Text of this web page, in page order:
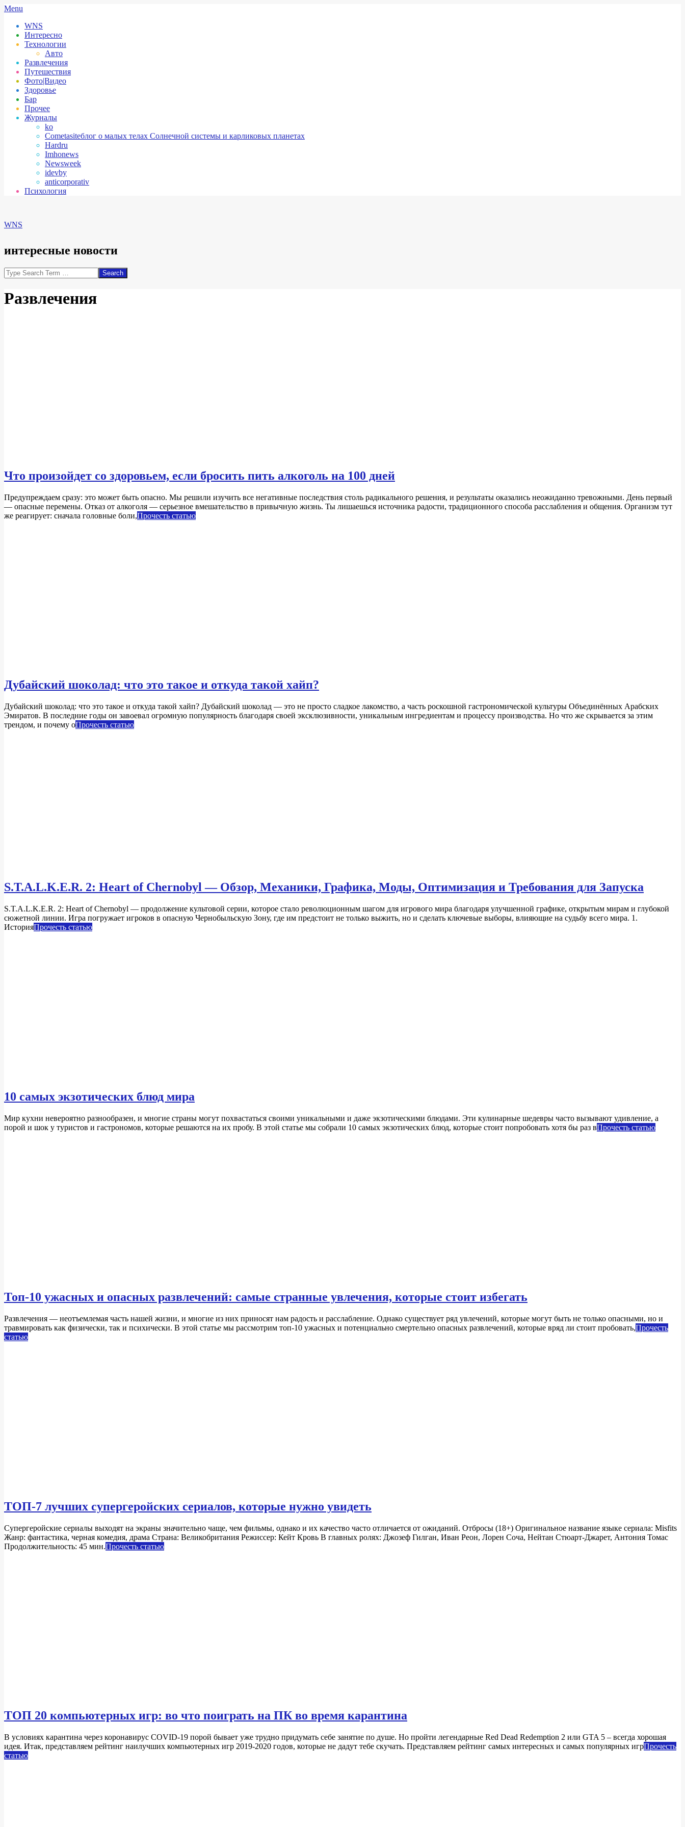
Skip
content
Secondary
Menu
Menu
WNS
Интересно
Технологии
Авто
Развлечения
Путешествия
Фото|Видео
Здоровье
Бар
Прочее
Журналы
ko
Cometasiteблог о малых телах Солнечной системы и карликовых планетах
Hardru
Imhonews
Newsweek
idevby
anticorporativ
Психология
WNS
интересные новости
Search
Развлечения
Что произойдет со здоровьем, если бросить пить алкоголь на 100 дней
2025-
02-
11
Предупреждаем сразу: это может быть опасно. Мы решили изучить все негативные последствия столь радикального решения, и результаты оказались неожиданно тревожными. День первый
— опасные перемены. Отказ от алкоголя — серьезное вмешательство в привычную жизнь. Ты лишаешься источника радости, традиционного способа расслабления и общения. Организм тут
же реагирует: сначала головные боли,Прочесть статью
Дубайский шоколад: что это такое и откуда такой хайп?
2024-
12-
11
Дубайский шоколад: что это такое и откуда такой хайп? Дубайский шоколад — это не просто сладкое лакомство, а часть роскошной гастрономической культуры Объединённых Арабских
Эмиратов. В последние годы он завоевал огромную популярность благодаря своей эксклюзивности, уникальным ингредиентам и процессу производства. Но что же скрывается за этим
трендом, и почему оПрочесть статью
S.T.A.L.K.E.R. 2: Heart of Chernobyl — Обзор, Механики, Графика, Моды, Оптимизация и Требования для Запуска
2024-
12-
11
S.T.A.L.K.E.R. 2: Heart of Chernobyl — продолжение культовой серии, которое стало революционным шагом для игрового мира благодаря улучшенной графике, открытым мирам и глубокой
сюжетной линии. Игра погружает игроков в опасную Чернобыльскую Зону, где им предстоит не только выжить, но и сделать ключевые выборы, влияющие на судьбу всего мира. 1.
ИсторияПрочесть статью
10 самых экзотических блюд мира
2024-
12-
Мир кухни невероятно разнообразен, и многие страны могут похвастаться своими уникальными и даже экзотическими блюдами. Эти кулинарные шедевры часто вызывают удивление, а
порой и шок у туристов и гастрономов, которые решаются на их пробу. В этой статье мы собрали 10 самых экзотических блюд, которые стоит попробовать хотя бы раз вПрочесть статью
Топ-10 ужасных и опасных развлечений: самые странные увлечения, которые стоит избегать
2024-
12-
11
Развлечения — неотъемлемая часть нашей жизни, и многие из них приносят нам радость и расслабление. Однако существует ряд увлечений, которые могут быть не только опасными, но и
травмировать как физически, так и психически. В этой статье мы рассмотрим топ-10 ужасных и потенциально смертельно опасных развлечений, которые вряд ли стоит пробовать,Прочесть
статью
ТОП-7 лучших супергеройских сериалов, которые нужно увидеть
2020-
04-
10
Супергеройские сериалы выходят на экраны значительно чаще, чем фильмы, однако и их качество часто отличается от ожиданий. Отбросы (18+) Оригинальное название языке сериала: Misfits
Жанр: фантастика, черная комедия, драма Страна: Великобритания Режиссер: Кейт Кровь В главных ролях: Джозеф Гилган, Иван Реон, Лорен Соча, Нейтан Стюарт-Джарет, Антония Томас
Продолжительность: 45 мин.Прочесть статью
ТОП 20 компьютерных игр: во что поиграть на ПК во время карантина
2020-
03-
30
В условиях карантина через коронавирус COVID-19 порой бывает уже трудно придумать себе занятие по душе. Но пройти легендарные Red Dead Redemption 2 или GTA 5 – всегда хорошая
идея. Итак, представляем рейтинг наилучших компьютерных игр 2019-2020 годов, которые не дадут тебе скучать. Представляем рейтинг самых интересных и самых популярных игрПрочесть
статью